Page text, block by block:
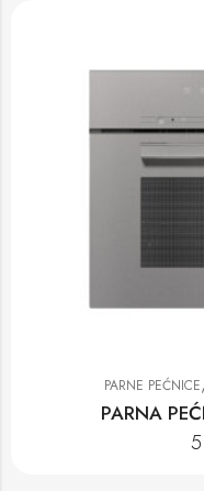
PARNE PEĆNICE,
PARNA